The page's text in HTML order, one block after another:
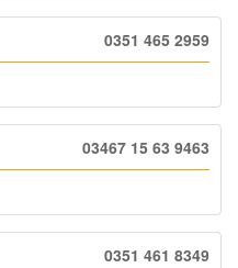
0351 465 2959
03467 15 63 9463
0351 461 8349